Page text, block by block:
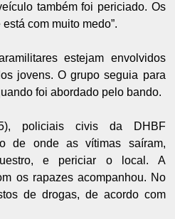
também foi periciado. Os
com muito medo”.
estejam envolvidos
jovens. O grupo seguia para
foi abordado pelo bando.
policiais civis da DHBF
de onde as vítimas saíram,
e periciar o local. A
os rapazes acompanhou. No
de drogas, de acordo com